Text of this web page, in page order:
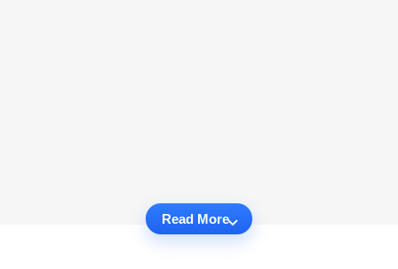
Read More